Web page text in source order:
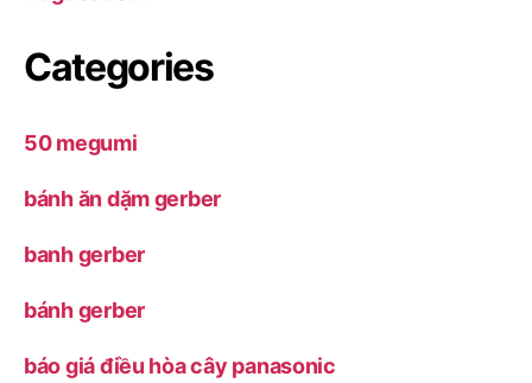
Categories
50 megumi
bánh ăn dặm gerber
banh gerber
bánh gerber
báo giá điều hòa cây panasonic